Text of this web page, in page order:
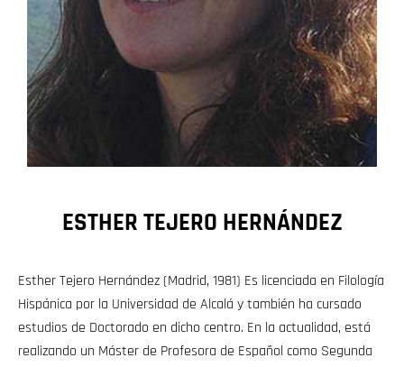
ESTHER TEJERO HERNÁNDEZ
Esther Tejero Hernández (Madrid, 1981) Es licenciada en Filología
Hispánica por la Universidad de Alcalá y también ha cursado
estudios de Doctorado en dicho centro. En la actualidad, está
realizando un Máster de Profesora de Español como Segunda